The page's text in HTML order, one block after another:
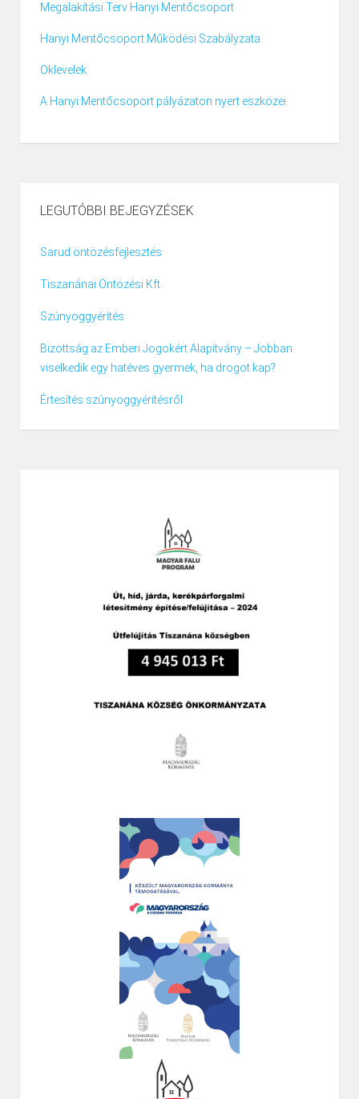
Megalakítási Terv Hanyi Mentőcsoport
Hanyi Mentőcsoport Működési Szabályzata
Oklevelek
A Hanyi Mentőcsoport pályázaton nyert eszközei
LEGUTÓBBI BEJEGYZÉSEK
Sarud öntözésfejlesztés
Tiszanánai Öntözési Kft.
Szúnyoggyérítés
Bizottság az Emberi Jogokért Alapítvány – Jobban
viselkedik egy hatéves gyermek, ha drogot kap?
Értesítés szúnyoggyérítésről